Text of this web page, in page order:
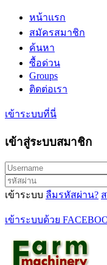
หน้าแรก
สมัครสมาชิก
ค้นหา
ซื้อด่วน
Groups
ติดต่อเรา
เข้าระบบที่นี่
เข้าสู่ระบบสมาชิก
เข้าระบบ ลืมรหัสผ่าน?
เข้าระบบด้วย